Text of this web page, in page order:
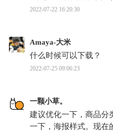
2022-07-22 16:20:30
Amaya-大米
什么时候可以下载？
2022-07-25 09:06:23
一颗小草。
建议优化一下，商品分
一下，海报样式。现在